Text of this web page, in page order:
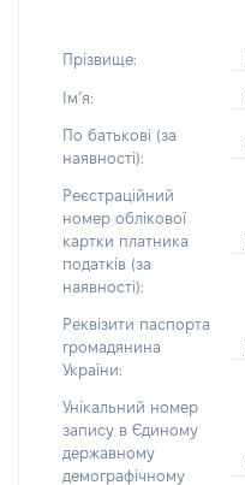
Прізвище:
Імʼя:
По батькові (за
наявності):
Реєстраційний
номер облікової
картки платника
податків (за
наявності):
Реквізити паспорта
громадянина
України:
Унікальний номер
запису в Єдиному
державному
демографічному